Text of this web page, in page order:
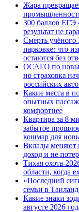
Жара
300 баллов
результат не
Смерть учёного
парковке: что
остаются без
ОСАГО по
но страховка
российских
Какие места в
опытных
комфортнее
Квартира за 8
забытое
кошмар для
Вклады меняют
доход и не
Тихая охота-
области, когда
«Последний
семьи в
Какие знаки
августе 2026